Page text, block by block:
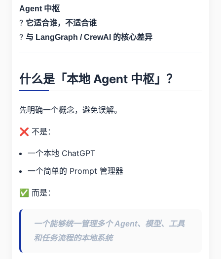
Agent 中枢
? 它适合谁，不适合谁
? 与 LangGraph / CrewAI 的核心差异
什么是「本地 Agent 中枢」？
先明确一个概念，避免误解。
❌ 不是：
一个本地 ChatGPT
一个简单的 Prompt 管理器
✅ 而是：
一个能够统一管理多个 Agent、模型、工具
和任务流程的本地系统